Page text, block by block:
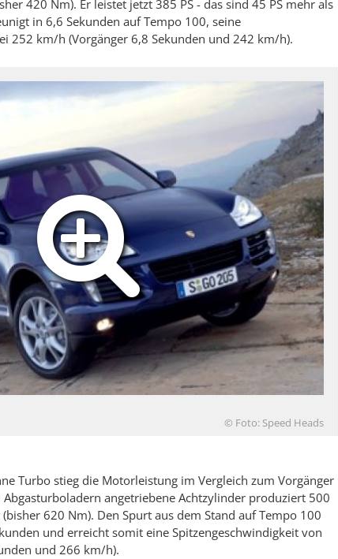
420 Nm). Er leistet jetzt 385 PS - das sind 45 PS mehr als
in 6,6 Sekunden auf Tempo 100, seine
252 km/h (Vorgänger 6,8 Sekunden und 242 km/h).
© Foto: Speed Heads
Turbo stieg die Motorleistung im Vergleich zum Vorgänger
Abgasturboladern angetriebene Achtzylinder produziert 500
620 Nm). Den Spurt aus dem Stand auf Tempo 100
und erreicht somit eine Spitzengeschwindigkeit von
und 266 km/h).